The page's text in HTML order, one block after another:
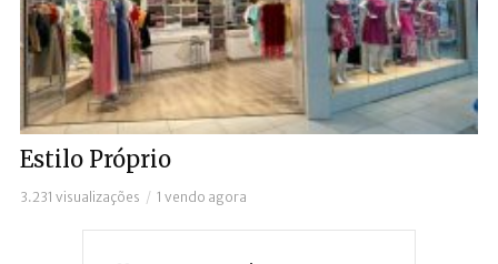
Estilo Próprio
3.231 visualizações 1 vendo agora